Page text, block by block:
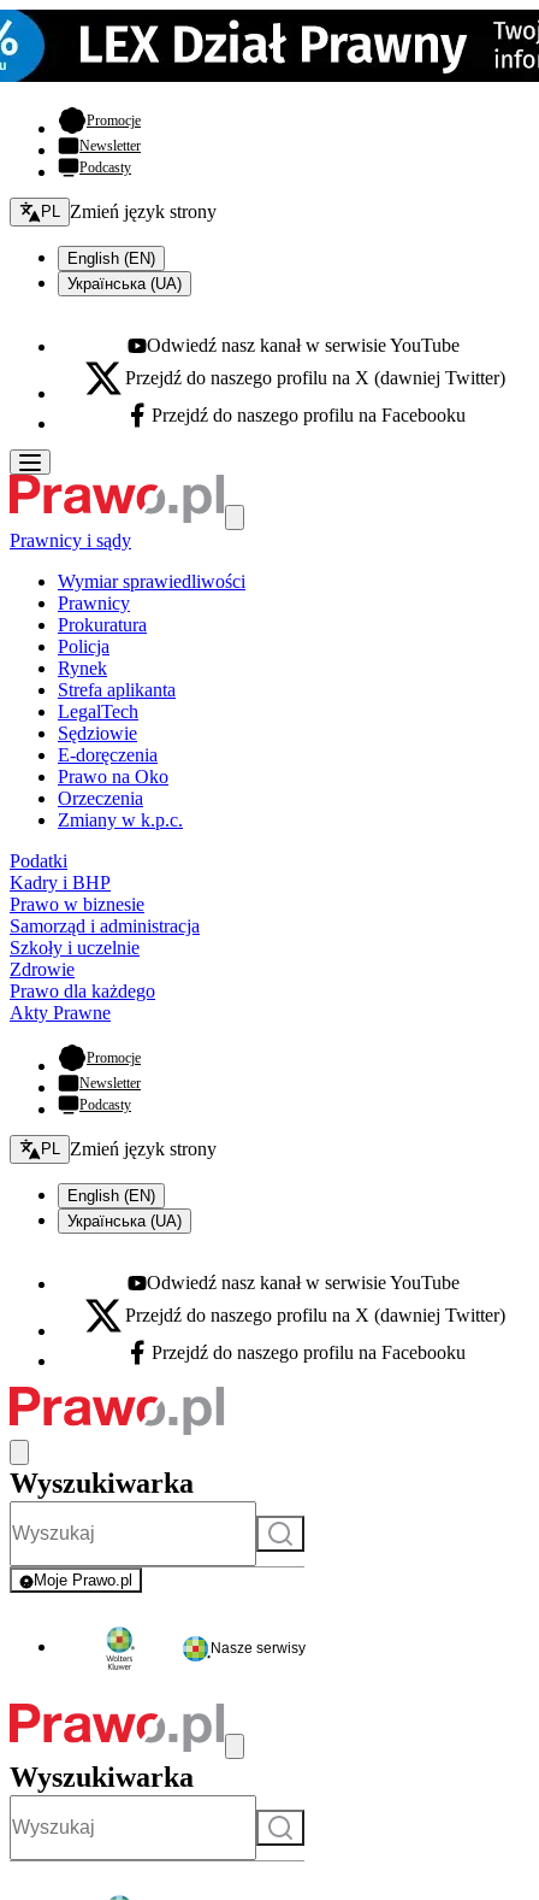
Promocje- otwiera się w nowej karcie
Newsletter
Podcasty
Zmień język - bieżący:
PL Zmień język strony
English (EN)
Українська (UA)
Youtube - otwiera się w nowej karcie
Odwiedź nasz kanał w serwisie YouTube
X - otwiera się w nowej karcie
Przejdź do naszego profilu na X (dawniej Twitter)
Facebook - otwiera się w nowej karcie
Przejdź do naszego profilu na Facebooku
Prawnicy i sądy
Wymiar sprawiedliwości
Prawnicy
Prokuratura
Policja
Rynek
Strefa aplikanta
LegalTech
Sędziowie
E-doręczenia
Prawo na Oko
Orzeczenia
Zmiany w k.p.c.
Podatki
Kadry i BHP
Prawo w biznesie
Samorząd i administracja
Szkoły i uczelnie
Zdrowie
Prawo dla każdego
Akty Prawne
Promocje- otwiera się w nowej karcie
Newsletter
Podcasty
Zmień język - bieżący:
PL Zmień język strony
English (EN)
Українська (UA)
Youtube - otwiera się w nowej karcie
Odwiedź nasz kanał w serwisie YouTube
X - otwiera się w nowej karcie
Przejdź do naszego profilu na X (dawniej Twitter)
Facebook - otwiera się w nowej karcie
Przejdź do naszego profilu na Facebooku
Wyszukiwarka
Szukaj
Moje Prawo.pl
- rejestracja i logowanie do serwisu
Nasze serwisy
Wyszukiwarka
Szukaj